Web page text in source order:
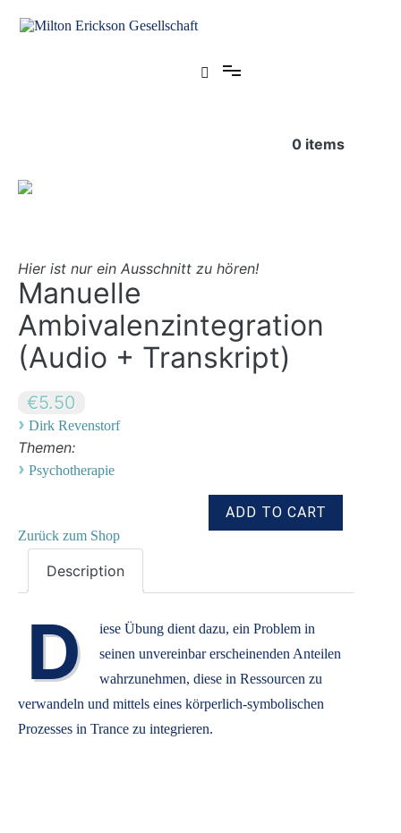
Inhalt
0 items
Hier ist nur ein Ausschnitt zu hören!
Manuelle
Ambivalenzintegration
(Audio + Transkript)
€5.50
› Dirk Revenstorf
Themen:
› Psychotherapie
Zurück zum Shop
Description
D
iese Übung dient dazu, ein Problem in
seinen unvereinbar erscheinenden Anteilen
wahrzunehmen, diese in Ressourcen zu
verwandeln und mittels eines körperlich-symbolischen
Prozesses in Trance zu integrieren.